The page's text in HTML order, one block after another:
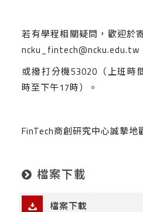
若有學程相關疑問，歡迎於
ncku_fintech@ncku.edu.tw
或撥打分機53020（上班時
時至下午17時）。
FinTech商創研究中心誠摯地
檔案下載
檔案下載